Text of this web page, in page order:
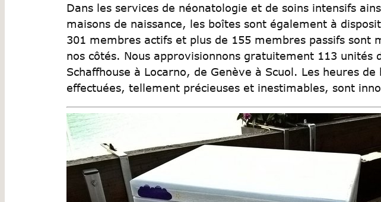
Dans les services de néonatologie et de soins intensifs
maisons de naissance, les boîtes sont également à
301 membres actifs et plus de 155 membres passifs sont
nos côtés. Nous approvisionnons gratuitement 113 unités
Schaffhouse à Locarno, de Genève à Scuol. Les heures de
effectuées, tellement précieuses et inestimables, sont